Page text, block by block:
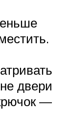
двери
—